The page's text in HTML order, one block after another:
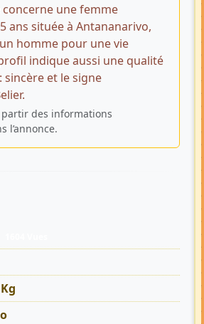
concerne une femme
ans située à Antananarivo,
homme pour une vie
indique aussi une qualité
sincère et le signe
partir des informations
l’annonce.